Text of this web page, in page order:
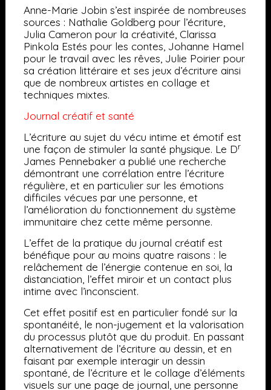
Anne-Marie Jobin s’est inspirée de nombreuses
sources : Nathalie Goldberg pour l’écriture,
Julia Cameron pour la créativité, Clarissa
Pinkola Estés pour les contes, Johanne Hamel
pour le travail avec les rêves, Julie Poirier pour
sa création littéraire et ses jeux d’écriture ainsi
que de nombreux artistes en collage et
techniques mixtes.
Journal créatif et santé
L’écriture au sujet du vécu intime et émotif est
une façon de stimuler la santé physique. Le Dr
James Pennebaker a publié une recherche
démontrant une corrélation entre l’écriture
régulière, et en particulier sur les émotions
difficiles vécues par une personne, et
l’amélioration du fonctionnement du système
immunitaire chez cette même personne.
L’effet de la pratique du journal créatif est
bénéfique pour au moins quatre raisons : le
relâchement de l’énergie contenue en soi, la
distanciation, l’effet miroir et un contact plus
intime avec l’inconscient.
Cet effet positif est en particulier fondé sur la
spontanéité, le non-jugement et la valorisation
du processus plutôt que du produit. En passant
alternativement de l’écriture au dessin, et en
faisant par exemple interagir un dessin
spontané, de l’écriture et le collage d’éléments
visuels sur une page de journal, une personne